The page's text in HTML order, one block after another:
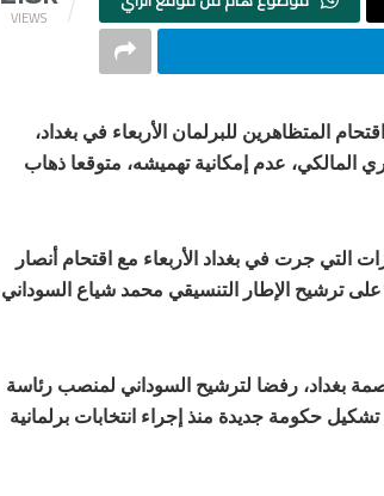
VIEWS
المتظاهرين للبرلمان الأربعاء في بغداد،
المالكي، عدم إمكانية تهميشه، متوقعا ذهاب
التي جرت في بغداد الأربعاء مع اقتحام أنصار
ترشيح الإطار التنسيقي محمد شياع السوداني
بغداد، رفضا لترشيح السوداني لمنصب رئاسة
حكومة جديدة منذ إجراء انتخابات برلمانية